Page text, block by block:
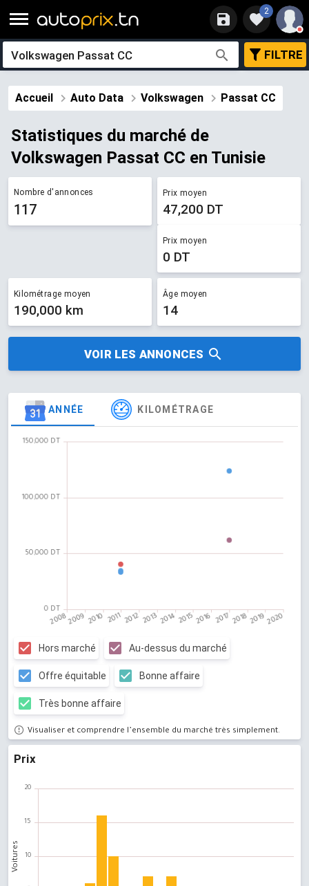
2
FILTRE
Accueil Auto Data Volkswagen Passat CC
Statistiques du marché de ​
Volkswagen Passat CC en Tunisie
Nombre d'annonces
117
Prix moyen
47,200 DT
Prix moyen
0 DT
Kilométrage moyen
190,000 km
Âge moyen
14
VOIR LES ANNONCES
ANNÉE KILOMÉTRAGE
Hors marché Au-dessus du marché
Offre équitable Bonne affaire
Très bonne affaire
Visualiser et comprendre l’ensemble du marché très simplement.
Prix